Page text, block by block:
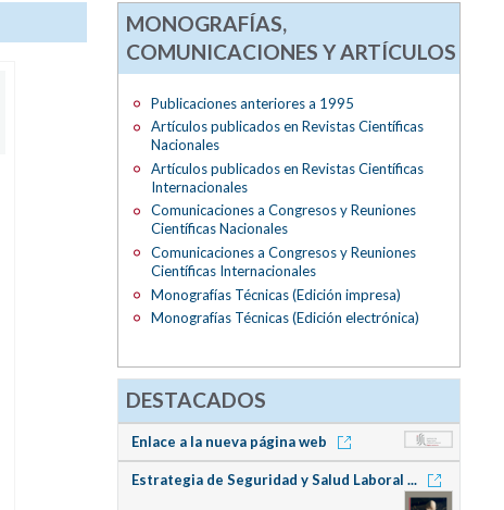
MONOGRAFÍAS,
COMUNICACIONES Y ARTÍCULOS
Publicaciones anteriores a 1995
Artículos publicados en Revistas Científicas
Nacionales
Artículos publicados en Revistas Científicas
Internacionales
Comunicaciones a Congresos y Reuniones
Científicas Nacionales
Comunicaciones a Congresos y Reuniones
Científicas Internacionales
Monografías Técnicas (Edición impresa)
Monografías Técnicas (Edición electrónica)
DESTACADOS
Enlace a la nueva página web
Estrategia de Seguridad y Salud Laboral ...